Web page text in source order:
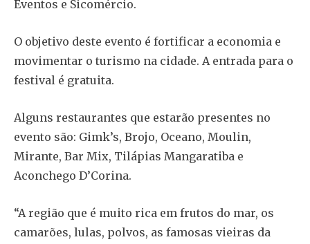
Eventos e Sicomércio.
O objetivo deste evento é fortificar a economia e
movimentar o turismo na cidade. A entrada para o
festival é gratuita.
Alguns restaurantes que estarão presentes no
evento são: Gimk’s, Brojo, Oceano, Moulin,
Mirante, Bar Mix, Tilápias Mangaratiba e
Aconchego D’Corina.
“A região que é muito rica em frutos do mar, os
camarões, lulas, polvos, as famosas vieiras da